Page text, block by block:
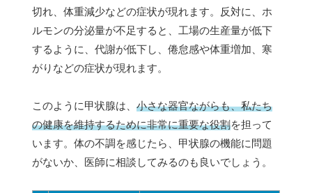
切れ、体重減少などの症状が現れます。反対に、ホ
ルモンの分泌量が不足すると、工場の生産量が低下
するように、代謝が低下し、倦怠感や体重増加、寒
がりなどの症状が現れます。
このように甲状腺は、 小さな器官ながらも、私たち
の健康を維持するために非常に重要な役割を担って
います。体の不調を感じたら、甲状腺の機能に問題
がないか、医師に相談してみるのも良いでしょう。